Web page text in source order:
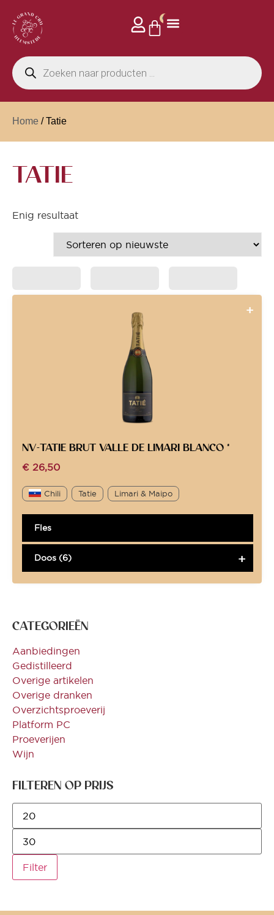
0
Home / Tatie
TATIE
CATEGORIEËN
Aanbiedingen
Gedistilleerd
Overige artikelen
Overige dranken
Overzichtsproeverij
Platform PC
Proeverijen
Wijn
FILTEREN OP PRIJS
Filter
Enig resultaat
NV-TATIE BRUT VALLE DE LIMARI BLANCO *
€ 26,50
Chili Tatie Limari & Maipo
Fles
Doos (6)